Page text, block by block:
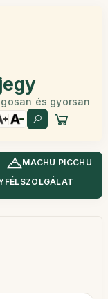
és gyorsan
MACHU PICCHU